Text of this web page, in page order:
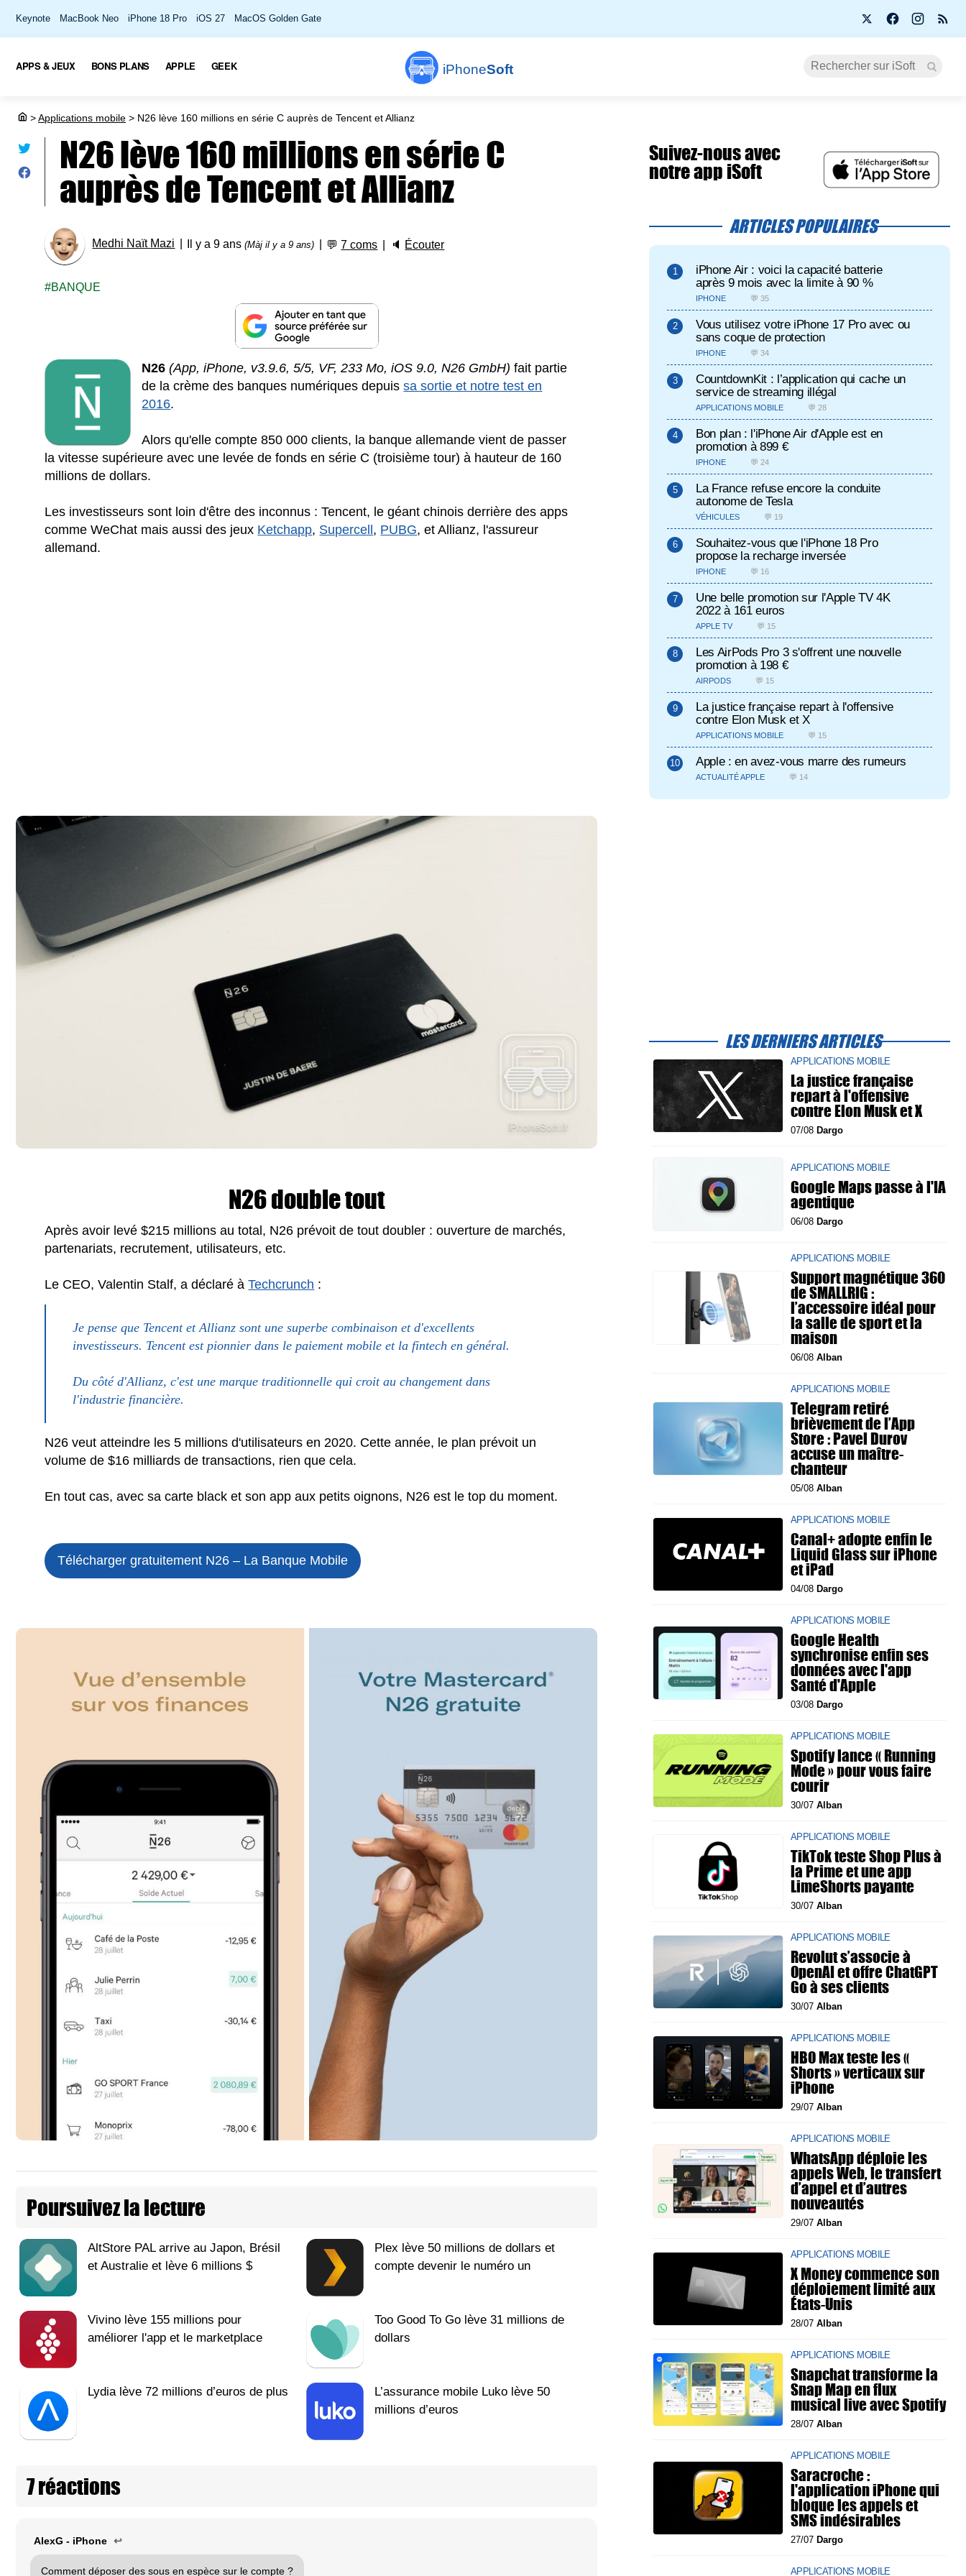
Keynote MacBook Neo iPhone 18 Pro iOS 27 MacOS Golden Gate
iPhoneSoft
APPS & JEUX BONS PLANS APPLE GEEK
>Applications mobile > N26 lève 160 millions en série C auprès de Tencent et Allianz
N26 lève 160 millions en série C
auprès de Tencent et Allianz
Medhi Naït Mazi Il y a 9 ans(Màj il y a 9 ans) 💬7 coms 🔈 Écouter
BANQUE
N26 (App, iPhone, v3.9.6, 5/5, VF, 233 Mo, iOS 9.0, N26 GmbH) fait partie
de la crème des banques numériques depuissa sortie et notre test en
2016.
Alors qu'elle compte 850 000 clients, la banque allemande vient de passer
la vitesse supérieure avec une levée de fonds en série C (troisième tour) à hauteur de 160
millions de dollars.
Les investisseurs sont loin d'être des inconnus : Tencent, le géant chinois derrière des apps
comme WeChat mais aussi des jeux Ketchapp, Supercell, PUBG, et Allianz, l'assureur
allemand.
N26 double tout
Après avoir levé $215 millions au total, N26 prévoit de tout doubler : ouverture de marchés,
partenariats, recrutement, utilisateurs, etc.
Le CEO, Valentin Stalf, a déclaré àTechcrunch :
Je pense que Tencent et Allianz sont une superbe combinaison et d'excellents
investisseurs. Tencent est pionnier dans le paiement mobile et la fintech en général.
Du côté d'Allianz, c'est une marque traditionnelle qui croit au changement dans
l'industrie financière.
N26 veut atteindre les 5 millions d'utilisateurs en 2020. Cette année, le plan prévoit un
volume de $16 milliards de transactions, rien que cela.
En tout cas, avec sa carte black et son app aux petits oignons, N26 est le top du moment.
Télécharger gratuitement N26 – La Banque Mobile
Poursuivez la lecture
AltStore PAL arrive au Japon, Brésil
et Australie et lève 6 millions $
Plex lève 50 millions de dollars et
compte devenir le numéro un
Vivino lève 155 millions pour
améliorer l'app et le marketplace
Too Good To Go lève 31 millions de
dollars
Lydia lève 72 millions d’euros de plus
L’assurance mobile Luko lève 50
millions d’euros
7 réactions
AlexG - iPhone ↩
Comment déposer des sous en espèce sur le compte ?
Suivez-nous avec
notre app iSoft
ARTICLES POPULAIRES
iPhone Air : voici la capacité batterie
après 9 mois avec la limite à 90 %
IPHONE 💬 35
Vous utilisez votre iPhone 17 Pro avec ou
sans coque de protection
IPHONE 💬 34
CountdownKit : l’application qui cache un
service de streaming illégal
APPLICATIONS MOBILE 💬 28
Bon plan : l'iPhone Air d'Apple est en
promotion à 899 €
IPHONE 💬 24
La France refuse encore la conduite
autonome de Tesla
VÉHICULES 💬 19
Souhaitez-vous que l'iPhone 18 Pro
propose la recharge inversée
IPHONE 💬 16
Une belle promotion sur l'Apple TV 4K
2022 à 161 euros
APPLE TV 💬 15
Les AirPods Pro 3 s'offrent une nouvelle
promotion à 198 €
AIRPODS 💬 15
La justice française repart à l'offensive
contre Elon Musk et X
APPLICATIONS MOBILE 💬 15
Apple : en avez-vous marre des rumeurs
ACTUALITÉ APPLE 💬 14
LES DERNIERS ARTICLES
APPLICATIONS MOBILE
La justice française
repart à l'offensive
contre Elon Musk et X
07/08 Dargo
APPLICATIONS MOBILE
Google Maps passe à l'IA
agentique
06/08 Dargo
APPLICATIONS MOBILE
Support magnétique 360
de SMALLRIG :
l’accessoire idéal pour
la salle de sport et la
maison
06/08 Alban
APPLICATIONS MOBILE
Telegram retiré
brièvement de l’App
Store : Pavel Durov
accuse un maître-
chanteur
05/08 Alban
APPLICATIONS MOBILE
Canal+ adopte enfin le
Liquid Glass sur iPhone
et iPad
04/08 Dargo
APPLICATIONS MOBILE
Google Health
synchronise enfin ses
données avec l'app
Santé d'Apple
03/08 Dargo
APPLICATIONS MOBILE
Spotify lance « Running
Mode » pour vous faire
courir
30/07 Alban
APPLICATIONS MOBILE
TikTok teste Shop Plus à
la Prime et une app
LimeShorts payante
30/07 Alban
APPLICATIONS MOBILE
Revolut s’associe à
OpenAI et offre ChatGPT
Go à ses clients
30/07 Alban
APPLICATIONS MOBILE
HBO Max teste les «
Shorts » verticaux sur
iPhone
29/07 Alban
APPLICATIONS MOBILE
WhatsApp déploie les
appels Web, le transfert
d’appel et d’autres
nouveautés
29/07 Alban
APPLICATIONS MOBILE
X Money commence son
déploiement limité aux
États-Unis
28/07 Alban
APPLICATIONS MOBILE
Snapchat transforme la
Snap Map en flux
musical live avec Spotify
28/07 Alban
APPLICATIONS MOBILE
Saracroche :
l'application iPhone qui
bloque les appels et
SMS indésirables
27/07 Dargo
APPLICATIONS MOBILE